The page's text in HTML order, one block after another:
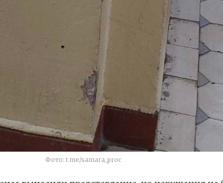
Фото: t.me/samara_proc